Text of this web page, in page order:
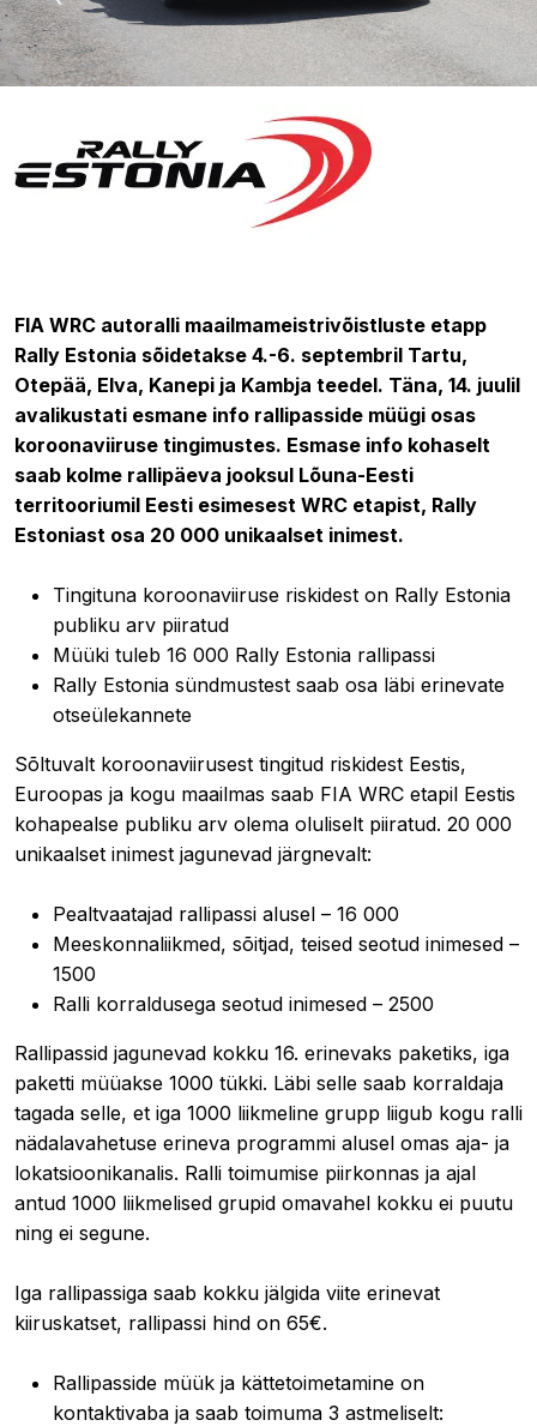
FIA WRC autoralli maailmameistrivõistluste etapp
Rally Estonia sõidetakse 4.-6. septembril Tartu,
Otepää, Elva, Kanepi ja Kambja teedel. Täna, 14. juulil
avalikustati esmane info rallipasside müügi osas
koroonaviiruse tingimustes. Esmase info kohaselt
saab kolme rallipäeva jooksul Lõuna-Eesti
territooriumil Eesti esimesest WRC etapist, Rally
Estoniast osa 20 000 unikaalset inimest.
Tingituna koroonaviiruse riskidest on Rally Estonia
publiku arv piiratud
Müüki tuleb 16 000 Rally Estonia rallipassi
Rally Estonia sündmustest saab osa läbi erinevate
otseülekannete
Sõltuvalt koroonaviirusest tingitud riskidest Eestis,
Euroopas ja kogu maailmas saab FIA WRC etapil Eestis
kohapealse publiku arv olema oluliselt piiratud. 20 000
unikaalset inimest jagunevad järgnevalt:
Pealtvaatajad rallipassi alusel – 16 000
Meeskonnaliikmed, sõitjad, teised seotud inimesed –
1500
Ralli korraldusega seotud inimesed – 2500
Rallipassid jagunevad kokku 16. erinevaks paketiks, iga
paketti müüakse 1000 tükki. Läbi selle saab korraldaja
tagada selle, et iga 1000 liikmeline grupp liigub kogu ralli
nädalavahetuse erineva programmi alusel omas aja- ja
lokatsioonikanalis. Ralli toimumise piirkonnas ja ajal
antud 1000 liikmelised grupid omavahel kokku ei puutu
ning ei segune.
Iga rallipassiga saab kokku jälgida viite erinevat
kiiruskatset, rallipassi hind on 65€.
Rallipasside müük ja kättetoimetamine on
kontaktivaba ja saab toimuma 3 astmeliselt: